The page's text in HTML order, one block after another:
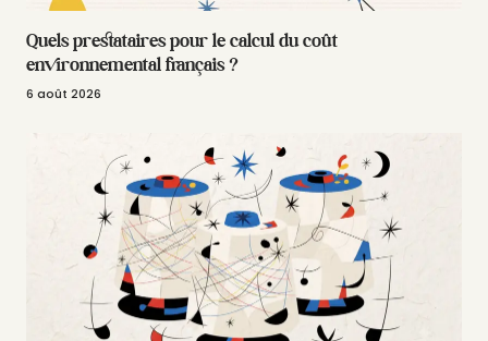
Quels prestataires pour le calcul du coût
environnemental français ?
6 août 2026